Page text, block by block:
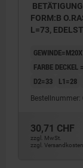
FORM:B
L=73,
FARBE DECKEL
D2=33
L1=28
Bestellnummer:
30,71 CHF
zzgl. MwSt.
zzgl. Versandkosten